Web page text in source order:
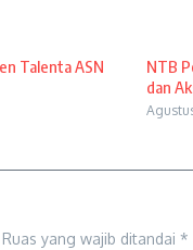
Talenta ASN
NTB
dan
Ruas yang wajib ditandai *